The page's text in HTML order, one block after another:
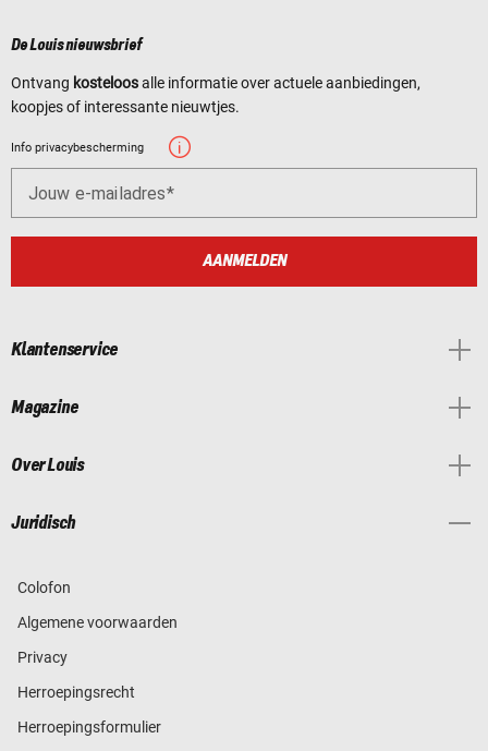
De Louis nieuwsbrief
Ontvang kosteloosalle informatie over actuele aanbiedingen,
koopjes of interessante nieuwtjes.
Info privacybescherming
Jouw e-mailadres
AANMELDEN
Klantenservice
Magazine
Over Louis
Juridisch
Colofon
Algemene voorwaarden
Privacy
Herroepingsrecht
Herroepingsformulier